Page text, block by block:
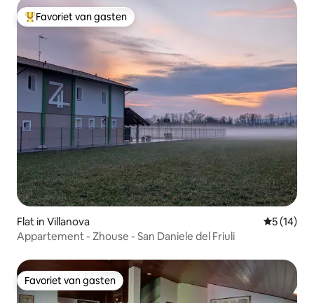
Topfavoriet van gasten
Favoriet van gasten
Flat in Villanova
5 (14)
Appartement - Zhouse - San Daniele del Friuli
Favoriet van gasten
Favoriet van gasten